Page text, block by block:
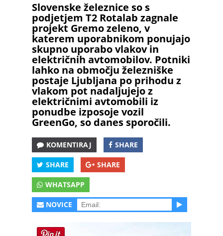
Slovenske železnice so s
podjetjem T2 Rotalab zagnale
projekt Gremo zeleno, v
katerem uporabnikom ponujajo
skupno uporabo vlakov in
električnih avtomobilov. Potniki
lahko na območju železniške
postaje Ljubljana po prihodu z
vlakom pot nadaljujejo z
električnimi avtomobili iz
ponudbe izposoje vozil
GreenGo, so danes sporočili.
KOMENTIRAJ SHARE
SHARE SHARE
WHATSAPP
NOVICE